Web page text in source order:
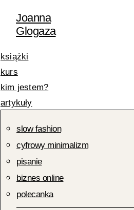
do
treści
Joanna
Glogaza
książki
kurs
kim jestem?
artykuły
slow fashion
cyfrowy minimalizm
pisanie
biznes online
polecanka
treść
mail*